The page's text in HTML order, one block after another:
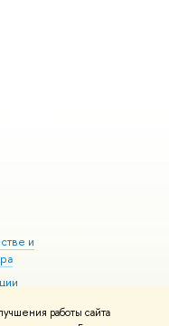
работы сайта
и